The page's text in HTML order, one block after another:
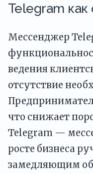
Telegram как
Мессенджер
ведения
отсутствие
что снижает
Telegram —
росте бизнеса
замедляющим